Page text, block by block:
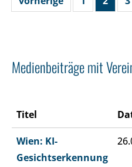
Medienbeiträge mit
Titel
Wien: KI-
Gesichtserkennung